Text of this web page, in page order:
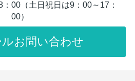
00（土日祝日は9：00～17：
00）
ルお問い合わせ